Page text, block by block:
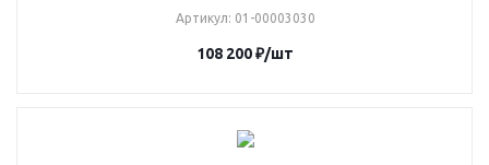
Артикул: 01-00003030
108 200₽/шт